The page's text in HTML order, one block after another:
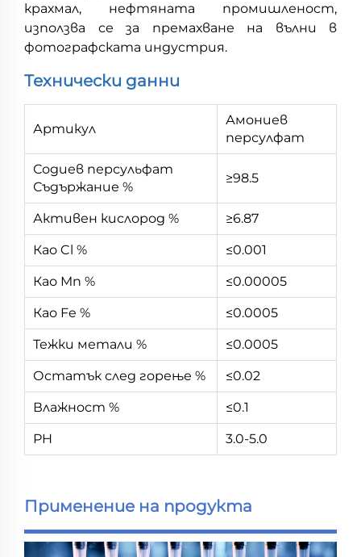
крахмал, нефтяната промишленост,
използва се за премахване на вълни в
фотографската индустрия.
Технически данни
Артикул
Амониев
персулфат
Содиев персульфат
Съдържание %
≥98.5
Активен кислород % ≥6.87
Као Cl % ≤0.001
Као Mn % ≤0.00005
Као Fe % ≤0.0005
Тежки метали % ≤0.0005
Остатък след горење % ≤0.02
Влажност % ≤0.1
PH 3.0-5.0
Применение на продукта